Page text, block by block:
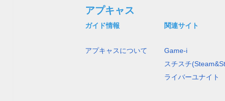
アプキャス
ガイド情報
アプキャスについて
関連サイト
Game-i
スチスチ
ライバーユナイト